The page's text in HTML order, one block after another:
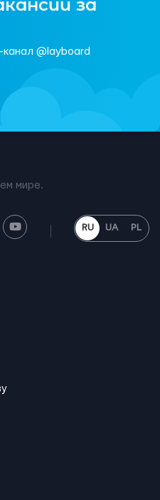
за
@layboard
мире.
RU UA PL